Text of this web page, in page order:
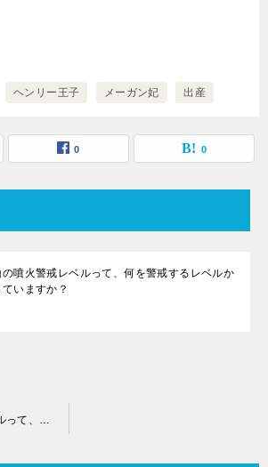
ヘンリー王子 メーガン妃 出産
0 0
の噴火警戒レベルって、何を警戒するレベルか
いますか？